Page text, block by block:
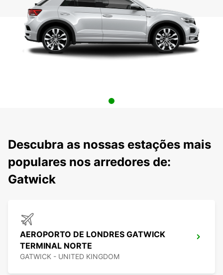
Descubra as nossas estações mais
populares nos arredores de:
Gatwick
AEROPORTO DE LONDRES GATWICK
TERMINAL NORTE
GATWICK - UNITED KINGDOM